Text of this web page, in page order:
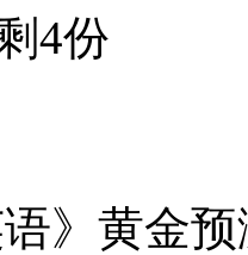
4份
》黄金